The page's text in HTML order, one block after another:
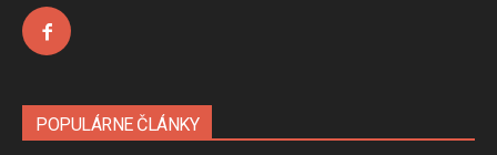
POPULÁRNE ČLÁNKY